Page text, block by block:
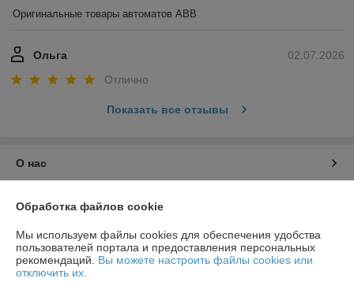
Оригинальные товары автоматов ABB
02.07.2026
Ольга
Отлично
Показать все отзывы
О нас
Контакты
Доставка и оплата
График работы
Обработка файлов cookie
Мы используем файлы cookies для обеспечения удобства
пользователей портала и предоставления персональных
рекомендаций. Вы можете настроить файлы cookies или
отключить их.